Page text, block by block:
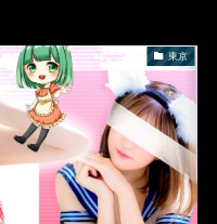
東京